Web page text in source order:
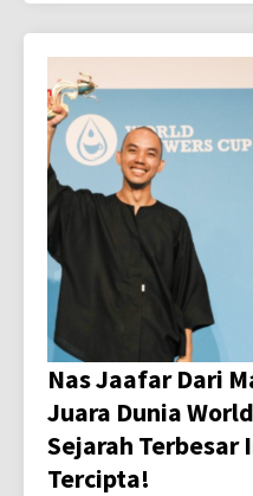
Nas Jaafar Dari
Juara Dunia
Sejarah Terbesar
Tercipta!